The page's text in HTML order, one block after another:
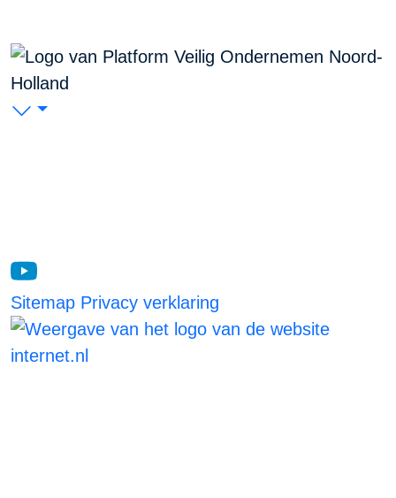
Sitemap Privacy verklaring